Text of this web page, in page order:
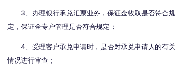
3、办理银行承兑汇票业务，保证金收取是否符合规
定，保证金专户管理是否符合规定；
4、受理客户承兑申请时，是否对承兑申请人的有关
情况进行审查；